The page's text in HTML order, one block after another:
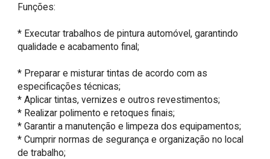
Funções:
* Executar trabalhos de pintura automóvel, garantindo
qualidade e acabamento final;
* Preparar e misturar tintas de acordo com as
especificações técnicas;
* Aplicar tintas, vernizes e outros revestimentos;
* Realizar polimento e retoques finais;
* Garantir a manutenção e limpeza dos equipamentos;
* Cumprir normas de segurança e organização no local
de trabalho;